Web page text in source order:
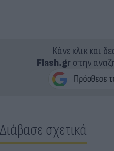
Κάνε κλικ και
Flash.grστην
Διάβασε σχετικά